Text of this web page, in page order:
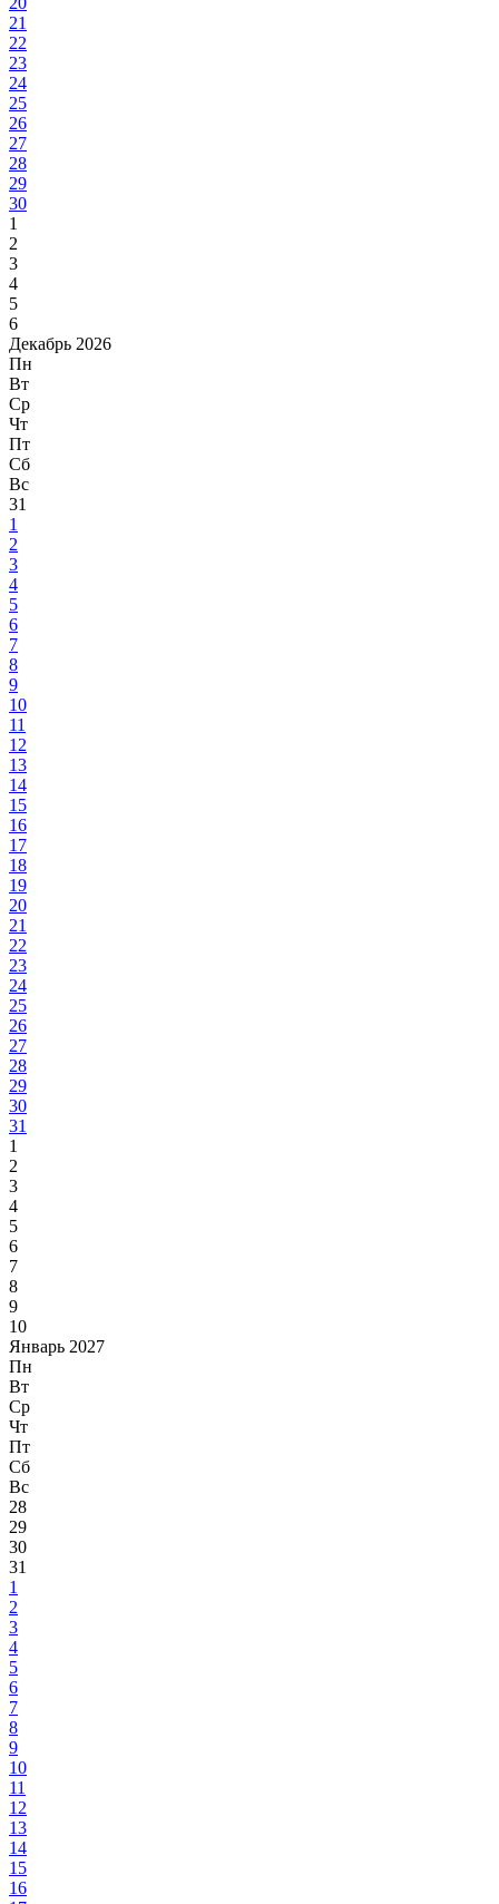
21
22
23
24
25
26
27
28
29
30
1
2
3
4
5
6
Декабрь 2026
Пн
Вт
Ср
Чт
Пт
Сб
Вс
31
1
2
3
4
5
6
7
8
9
10
11
12
13
14
15
16
17
18
19
20
21
22
23
24
25
26
27
28
29
30
31
1
2
3
4
5
6
7
8
9
10
Январь 2027
Пн
Вт
Ср
Чт
Пт
Сб
Вс
28
29
30
31
1
2
3
4
5
6
7
8
9
10
11
12
13
14
15
16